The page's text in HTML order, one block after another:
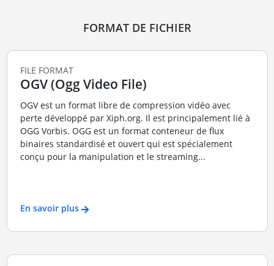
FORMAT DE FICHIER
FILE FORMAT
OGV (Ogg Video File)
OGV est un format libre de compression vidéo avec
perte développé par Xiph.org. Il est principalement lié à
OGG Vorbis. OGG est un format conteneur de flux
binaires standardisé et ouvert qui est spécialement
conçu pour la manipulation et le streaming...
En savoir plus